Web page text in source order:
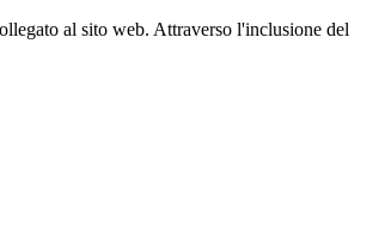
al sito web. Attraverso l'inclusione del